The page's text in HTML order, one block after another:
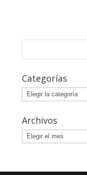
Categorías
Categorías
Archivos
Archivos